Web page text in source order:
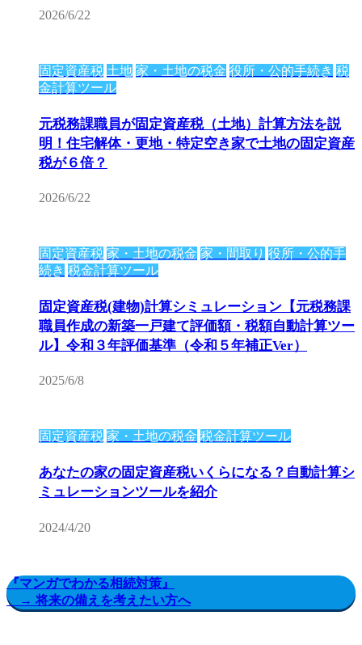
2026/6/22
固定資産税 土地 家・土地の税金 役所・公的手続き 税
金計算ツール
元税務課職員が固定資産税（土地）計算方法を説
明！住宅解体・更地・特定空き家で土地の固定資産
税が６倍？
2026/6/22
固定資産税 家・土地の税金 家・間取り 役所・公的手
続き 税金計算ツール
固定資産税(建物)計算シミュレーション【元税務課
職員作成の新築一戸建て評価額・税額自動計算ツー
ル】令和３年評価基準（令和５年補正Ver）
2025/6/8
固定資産税 家・土地の税金 税金計算ツール
あなたの家の固定資産税いくらになる？自動計算シ
ミュレーションツールを紹介
2024/4/20
『マンガでわかる相続対策』
→ 将来の備えを考えたい方へ